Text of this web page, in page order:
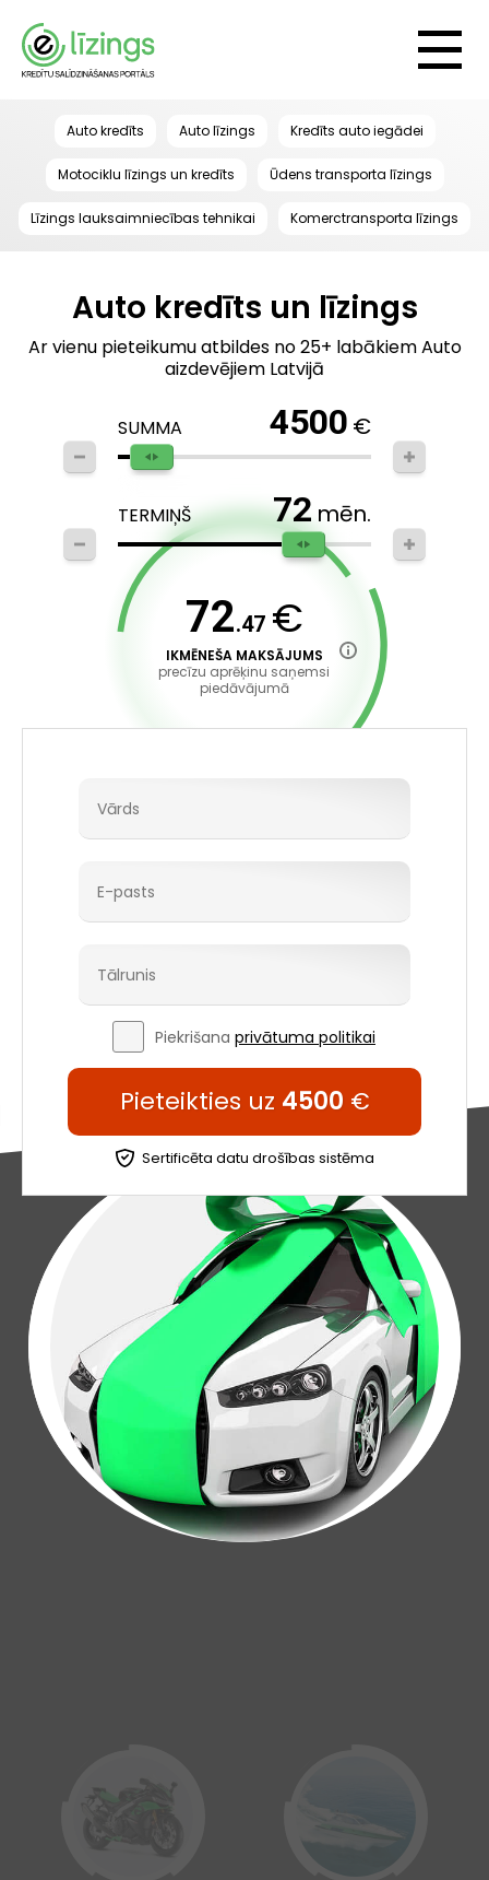
Auto kredīts Auto līzings Kredīts auto iegādei
Motociklu līzings un kredīts Ūdens transporta līzings
Līzings lauksaimniecības tehnikai Komerctransporta līzings
Auto kredīts un līzings
Ar vienu pieteikumu atbildes no 25+ labākiem Auto
aizdevējiem Latvijā
SUMMA 4500 €
TERMIŅŠ 72 mēn.
72.47 €
IKMĒNEŠA MAKSĀJUMS
precīzu aprēķinu saņemsi
piedāvājumā
Piekrišana privātuma politikai
Pieteikties uz 4500 €
Sertificēta datu drošības sistēma